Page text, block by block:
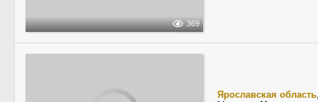
369
Ярославская область